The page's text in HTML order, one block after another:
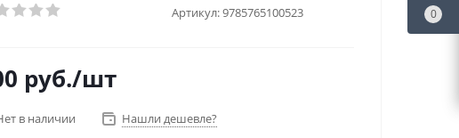
Артикул:9785765100523
руб./шт
в наличии Нашли дешевле?
0